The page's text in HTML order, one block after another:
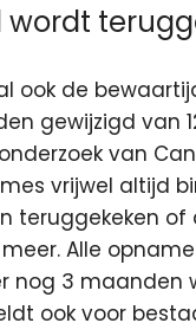
wordt
ook de
gewijzigd van
van
vrijwel altijd
teruggekeken of
Alle
nog 3 maanden
ook voor